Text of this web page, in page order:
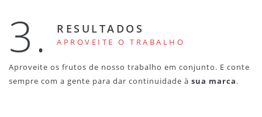
3. RESULTADOS
APROVEITE O TRABALHO
Aproveite os frutos de nosso trabalho em conjunto. E conte
sempre com a gente para dar continuidade à sua marca.